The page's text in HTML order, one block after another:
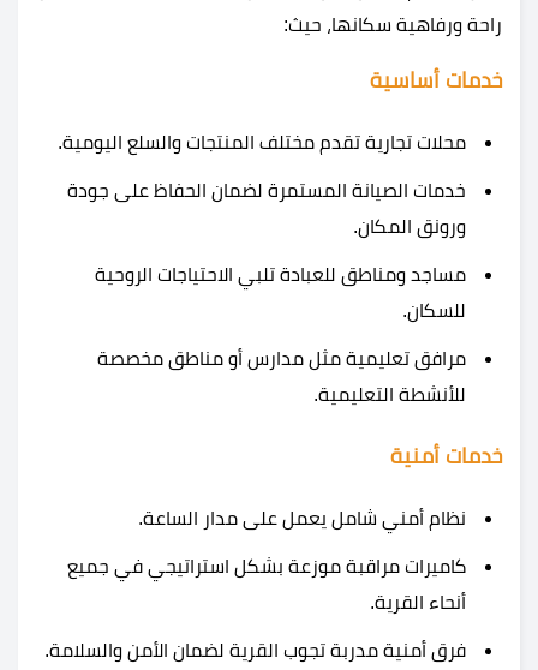
راحة ورفاهية سكانها، حيث:
خدمات أساسية
محلات تجارية تقدم مختلف المنتجات والسلع اليومية.
خدمات الصيانة المستمرة لضمان الحفاظ على جودة
ورونق المكان.
مساجد ومناطق للعبادة تلبي الاحتياجات الروحية
للسكان.
مرافق تعليمية مثل مدارس أو مناطق مخصصة
للأنشطة التعليمية.
خدمات أمنية
نظام أمني شامل يعمل على مدار الساعة.
كاميرات مراقبة موزعة بشكل استراتيجي في جميع
أنحاء القرية.
فرق أمنية مدربة تجوب القرية لضمان الأمن والسلامة.